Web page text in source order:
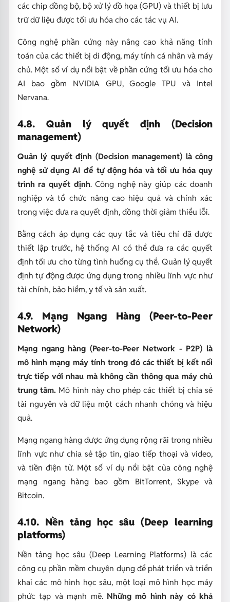
các chip đồng bộ, bộ xử lý đồ họa (GPU) và thiết bị lưu
trữ dữ liệu được tối ưu hóa cho các tác vụ AI.
Công nghệ phần cứng này nâng cao khả năng tính
toán của các thiết bị di động, máy tính cá nhân và máy
chủ. Một số ví dụ nổi bật về phần cứng tối ưu hóa cho
AI bao gồm NVIDIA GPU, Google TPU và Intel
Nervana.
4.8. Quản lý quyết định (Decision
management)
Quản lý quyết định (Decision management) là công
nghệ sử dụng AI để tự động hóa và tối ưu hóa quy
trình ra quyết định. Công nghệ này giúp các doanh
nghiệp và tổ chức nâng cao hiệu quả và chính xác
trong việc đưa ra quyết định, đồng thời giảm thiểu lỗi.
Bằng cách áp dụng các quy tắc và tiêu chí đã được
thiết lập trước, hệ thống AI có thể đưa ra các quyết
định tối ưu cho từng tình huống cụ thể. Quản lý quyết
định tự động được ứng dụng trong nhiều lĩnh vực như
tài chính, bảo hiểm, y tế và sản xuất.
4.9. Mạng Ngang Hàng (Peer-to-Peer
Network)
Mạng ngang hàng (Peer-to-Peer Network - P2P) là
mô hình mạng máy tính trong đó các thiết bị kết nối
trực tiếp với nhau mà không cần thông qua máy chủ
trung tâm. Mô hình này cho phép các thiết bị chia sẻ
tài nguyên và dữ liệu một cách nhanh chóng và hiệu
quả.
Mạng ngang hàng được ứng dụng rộng rãi trong nhiều
lĩnh vực như chia sẻ tập tin, giao tiếp thoại và video,
và tiền điện tử. Một số ví dụ nổi bật của công nghệ
mạng ngang hàng bao gồm BitTorrent, Skype và
Bitcoin.
4.10. Nền tảng học sâu (Deep learning
platforms)
Nền tảng học sâu (Deep Learning Platforms) là các
công cụ phần mềm chuyên dụng để phát triển và triển
khai các mô hình học sâu, một loại mô hình học máy
phức tạp và mạnh mẽ.Những mô hình này có khả